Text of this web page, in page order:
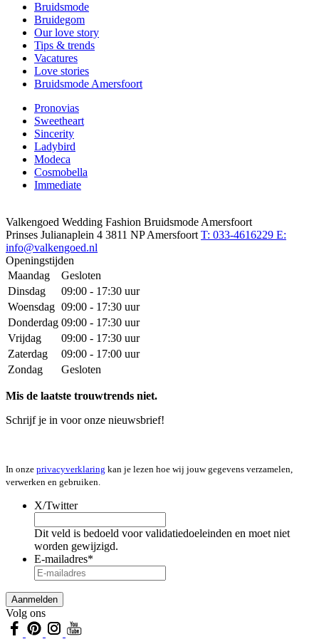
Bruidsmode
Bruidegom
Our love story
Tips & trends
Vacatures
Love stories
Bruidsmode Amersfoort
Pronovias
Sweetheart
Sincerity
Ladybird
Modeca
Cosmobella
Immediate
Valkengoed Wedding Fashion Bruidsmode Amersfoort
Prinses Julianaplein 4 3811 NP Amersfoort T: 033-4616229 E:
info@valkengoed.nl
Openingstijden
Maandag
Gesloten
Dinsdag
09:00 - 17:30 uur
Woensdag 09:00 - 17:30 uur
Donderdag 09:00 - 17:30 uur
Vrijdag
09:00 - 17:30 uur
Zaterdag
09:00 - 17:00 uur
Zondag
Gesloten
Mis de laatste trouwtrends niet.
Schrijf je in voor onze nieuwsbrief!
In onze privacyverklaring kan je lezen hoe wij jouw gegevens verzamelen,
verwerken en gebruiken.
X/Twitter
Dit veld is bedoeld voor validatiedoeleinden en moet niet
worden gewijzigd.
E-mailadres*
Volg ons